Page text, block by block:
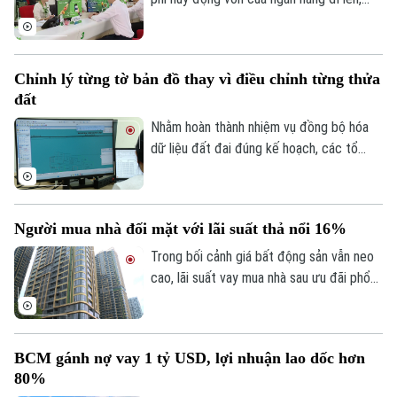
Golf
Sao
Âm nhạc
Chỉnh lý từng tờ bản đồ thay vì điều chỉnh từng thửa
đất
Nhằm hoàn thành nhiệm vụ đồng bộ hóa
dữ liệu đất đai đúng kế hoạch, các tổ
từng tờ bản đồ thay vì chỉnh lý từng thửa
đất như trước đây đã và đang được xem
là giải pháp tối ưu.
Người mua nhà đối mặt với lãi suất thả nổi 16%
Trong bối cảnh giá bất động sản vẫn neo
cao, lãi suất vay mua nhà sau ưu đãi phổ
BCM gánh nợ vay 1 tỷ USD, lợi nhuận lao dốc hơn
80%